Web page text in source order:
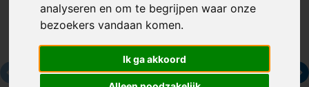
analyseren en om te begrijpen waar onze
bezoekers vandaan komen.
Ik ga akkoord